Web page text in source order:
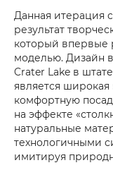
Данная итерация
результат
который впервые
моделью. Дизайн
Crater Lake в
является широкая
комфортную
на эффекте
натуральные
технологичными
имитируя